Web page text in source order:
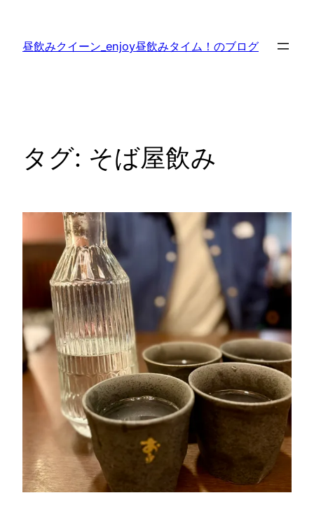
昼飲みクイーン_enjoy昼飲みタイム！のブログ
タグ: そば屋飲み